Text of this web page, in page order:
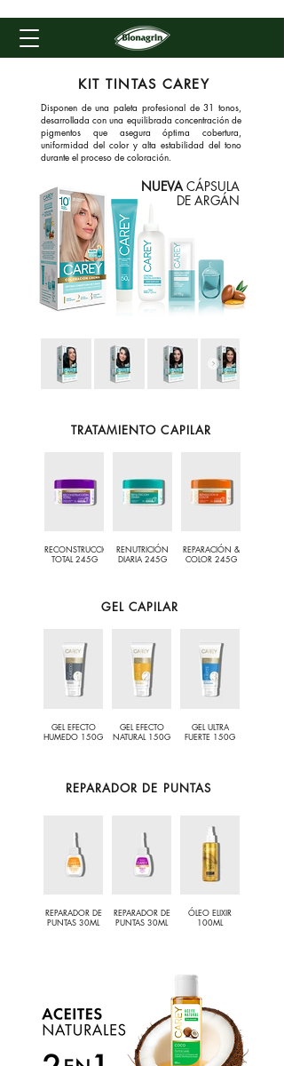
KIT TINTAS CAREY
Disponen de una paleta profesional de 31 tonos,
desarrollada con una equilibrada concentración de
pigmentos que asegura óptima cobertura,
uniformidad del color y alta estabilidad del tono
durante el proceso de coloración.
NUEVACÁPSULA
DE ARGÁN
TRATAMIENTO CAPILAR
RECONSTRUCCIÓN
TOTAL 245G
RENUTRICIÓN
DIARIA 245G
REPARACIÓN &
COLOR 245G
GEL CAPILAR
GEL EFECTO
HUMEDO 150G
GEL EFECTO
NATURAL 150G
GEL ULTRA
FUERTE 150G
REPARADOR DE PUNTAS
REPARADOR DE
PUNTAS 30ML
REPARADOR DE
PUNTAS 30ML
ÓLEO ELIXIR
100ML